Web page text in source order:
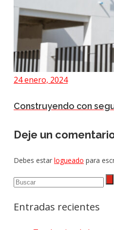
24 enero, 2024
Construyendo con
Deje un
Debes estar logueado para
Entradas recientes